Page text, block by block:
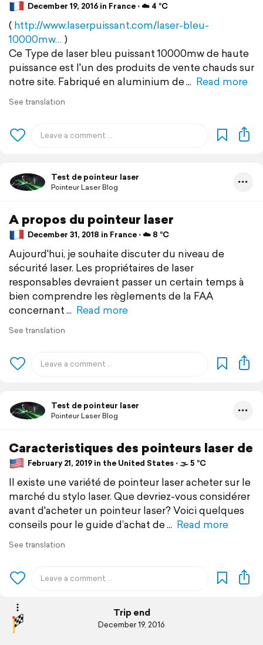
December 19, 2016 in France ⋅ ☁️ 4 °C
( http://www.laserpuissant.com/laser-bleu-
10000mw… )
Ce Type de laser bleu puissant 10000mw de haute
puissance est l'un des produits de vente chauds sur
notre site. Fabriqué en aluminium de
Read more
See translation
Test de pointeur laser
Pointeur Laser Blog
A propos du pointeur laser
December 31, 2018 in France ⋅ ☁️ 8 °C
Aujourd'hui, je souhaite discuter du niveau de
sécurité laser. Les propriétaires de laser
responsables devraient passer un certain temps à
bien comprendre les règlements de la FAA
concernant
Read more
See translation
Test de pointeur laser
Pointeur Laser Blog
Caracteristiques des pointeurs laser de
February 21, 2019 in the United States ⋅ 🌫 5 °C
Il existe une variété de pointeur laser acheter sur le
marché du stylo laser. Que devriez-vous considérer
avant d'acheter un pointeur laser? Voici quelques
conseils pour le guide d’achat de
Read more
See translation
Trip end
December 19, 2016